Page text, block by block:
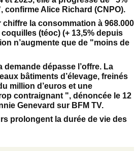
confirme Alice Richard (CNPO).
chiffre la consommation à 968.000
(téoc) (+ 13,5% depuis
n’augmente que de "moins de
demande dépasse l’offre. La
bâtiments d’élevage, freinés
million d’euros et une
contraignant ", dénoncée le 12
Genevard sur BFM TV.
prolongent la durée de vie des